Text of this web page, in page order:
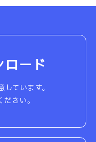
ード
ています。
さい。